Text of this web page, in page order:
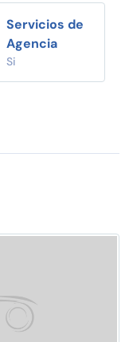
Servicios de
Agencia
Si